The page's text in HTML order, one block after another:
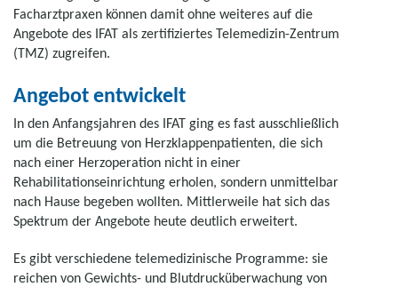
Facharztpraxen können damit ohne weiteres auf die
Angebote des IFAT als zertifiziertes Telemedizin-Zentrum
(TMZ) zugreifen.
Angebot entwickelt
In den Anfangsjahren des IFAT ging es fast ausschließlich
um die Betreuung von Herzklappenpatienten, die sich
nach einer Herzoperation nicht in einer
Rehabilitationseinrichtung erholen, sondern unmittelbar
nach Hause begeben wollten. Mittlerweile hat sich das
Spektrum der Angebote heute deutlich erweitert.
Es gibt verschiedene telemedizinische Programme: sie
reichen von Gewichts- und Blutdrucküberwachung von